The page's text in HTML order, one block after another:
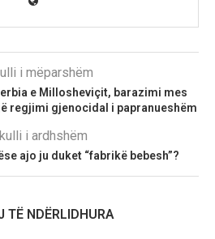
i mëparshëm
e Millosheviçit, barazimi mes
regjimi gjenocidal i papranueshëm
i ardhshëm
ajo ju duket “fabrikë bebesh”?
TË NDËRLIDHURA